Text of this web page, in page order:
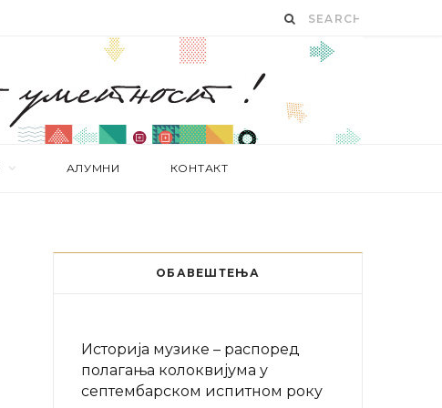
АЛУМНИ КОНТАКТ
ОБАВЕШТЕЊА
Историја музике – распоред
полагања колоквијума у
септембарском испитном року